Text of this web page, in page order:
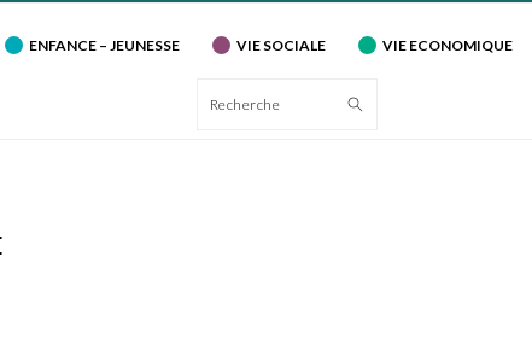
ENFANCE – JEUNESSE VIE SOCIALE VIE ECONOMIQUE
Recherche